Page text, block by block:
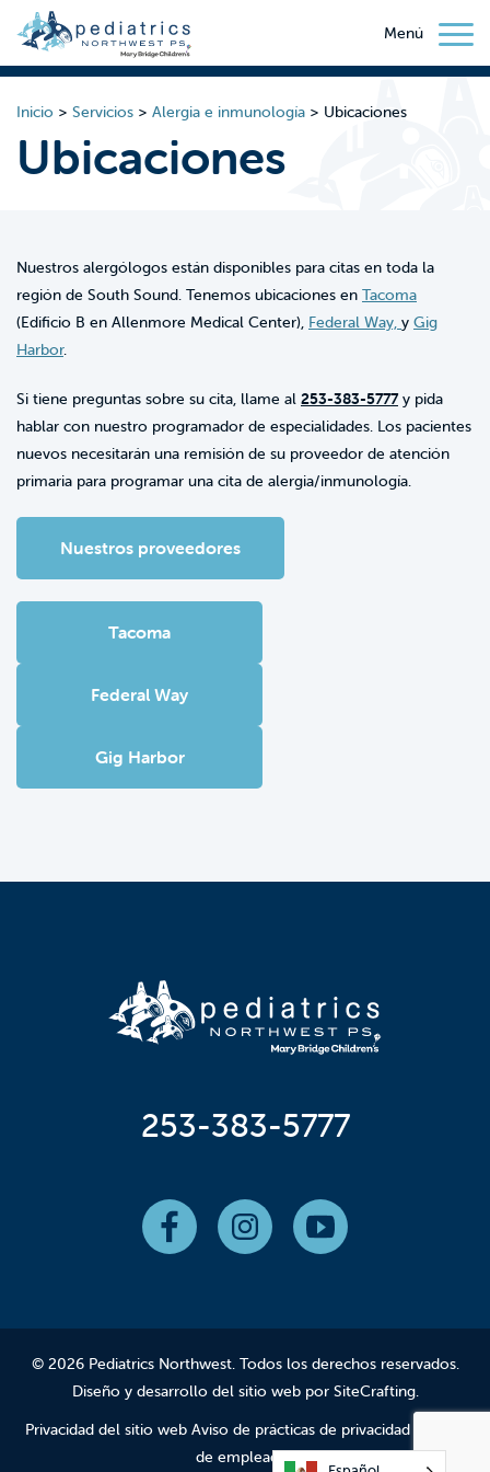
Menú
Inicio > Servicios > Alergia e inmunología > Ubicaciones
Ubicaciones
Nuestros alergólogos están disponibles para citas en toda la
región de South Sound. Tenemos ubicaciones en Tacoma
(Edificio B en Allenmore Medical Center), Federal Way, y Gig
Harbor.
Si tiene preguntas sobre su cita, llame al 253-383-5777y pida
hablar con nuestro programador de especialidades. Los pacientes
nuevos necesitarán una remisión de su proveedor de atención
primaria para programar una cita de alergia/inmunología.
Nuestros proveedores
Tacoma
Federal Way
Gig Harbor
253-383-5777
© 2026 Pediatrics Northwest. Todos los derechos reservados.
Diseño y desarrollo del sitio web por SiteCrafting.
Privacidad del sitio web Aviso de prácticas de privacidad
de empleados